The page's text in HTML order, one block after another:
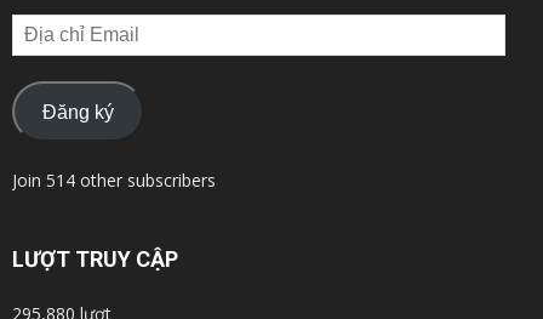
Địa
chỉ
Email
Đăng ký
Join 514 other subscribers
LƯỢT TRUY CẬP
295,880 lượt